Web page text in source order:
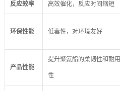
反应效率 高效催化，反应时间缩短
环保性能 低毒性，对环境友好
产品性能
提升聚氨酯的柔韧性和耐用
性